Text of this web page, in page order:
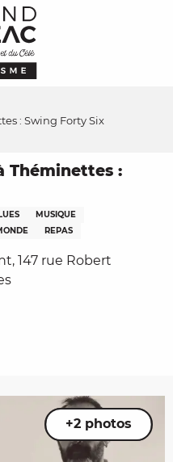
: Swing Forty Six
Théminettes :
MUSIQUE
REPAS
147 rue Robert
+2 photos